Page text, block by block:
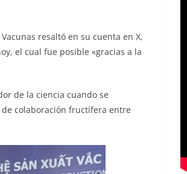
resaltó en su cuenta en X,
el cual fue posible «gracias a la
de la ciencia cuando se
colaboración fructífera entre